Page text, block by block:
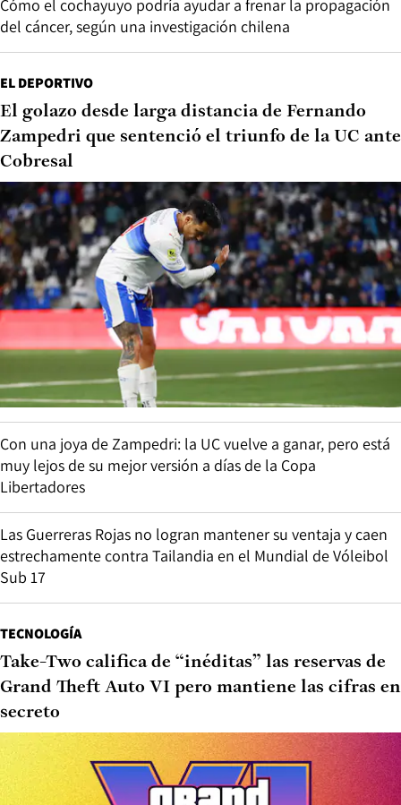
Cómo el cochayuyo podría ayudar a frenar la propagación
del cáncer, según una investigación chilena
EL DEPORTIVO
El golazo desde larga distancia de Fernando
Zampedri que sentenció el triunfo de la UC ante
Cobresal
Con una joya de Zampedri: la UC vuelve a ganar, pero está
muy lejos de su mejor versión a días de la Copa
Libertadores
Las Guerreras Rojas no logran mantener su ventaja y caen
estrechamente contra Tailandia en el Mundial de Vóleibol
Sub 17
TECNOLOGÍA
Take-Two califica de “inéditas” las reservas de
Grand Theft Auto VI pero mantiene las cifras en
secreto